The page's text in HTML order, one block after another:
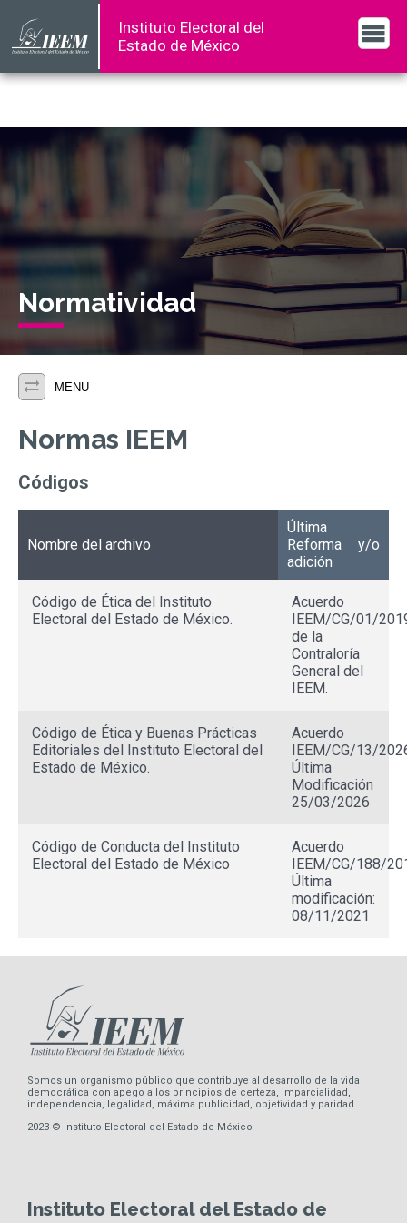
Instituto Electoral del
Estado de México
Normatividad
Normas IEEM
Códigos
Nombre del archivo
Última
Reforma y/o
adición
Código de Ética del Instituto
Electoral del Estado de México.
Acuerdo
IEEM/CG/01/
de la
Contraloría
General del
IEEM.
Código de Ética y Buenas Prácticas
Editoriales del Instituto Electoral del
Estado de México.
Acuerdo
IEEM/CG/13/
Última
Modificación
25/03/2026
Código de Conducta del Instituto
Electoral del Estado de México
Acuerdo
IEEM/CG/188/
Última
modificación:
08/11/2021
Somos un organismo público que contribuye al desarrollo de la vida
democrática con apego a los principios de certeza, imparcialidad,
independencia, legalidad, máxima publicidad, objetividad y paridad.
2023 © Instituto Electoral del Estado de México
Instituto Electoral del Estado de